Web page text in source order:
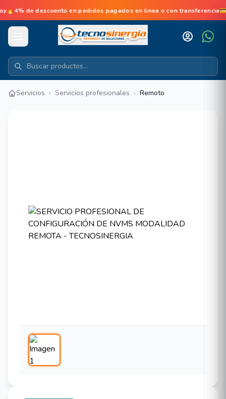
de descuento en pedidos pagados en linea o con
Servicios › Servicios profesionales › Remoto